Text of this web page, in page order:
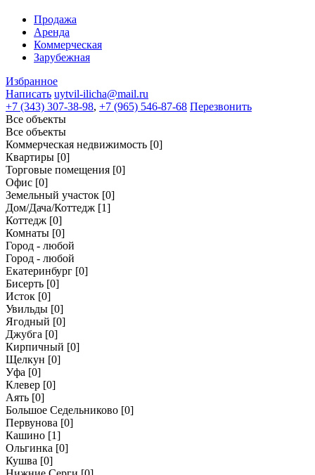
Продажа
Аренда
Коммерческая
Зарубежная
Избранное
Написать uytvil-ilicha@mail.ru
+7 (343) 307-38-98, +7 (965) 546-87-68 Перезвонить
Все объекты
Все объекты
Коммерческая недвижимость [0]
Квартиры [0]
Торговые помещения [0]
Офис [0]
Земельный участок [0]
Дом/Дача/Коттедж [1]
Коттедж [0]
Комнаты [0]
Город - любой
Город - любой
Екатеринбург [0]
Бисерть [0]
Исток [0]
Увильды [0]
Ягодный [0]
Джубга [0]
Кирпичный [0]
Щелкун [0]
Уфа [0]
Клевер [0]
Аять [0]
Большое Седельниково [0]
Первунова [0]
Кашино [1]
Ольгинка [0]
Кушва [0]